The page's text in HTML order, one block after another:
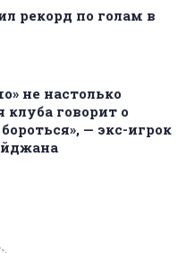
рекорд по голам в
не настолько
клуба говорит о
— экс-игрок